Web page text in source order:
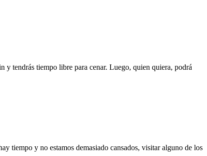
y tendrás tiempo libre para cenar. Luego, quien quiera, podrá
tiempo y no estamos demasiado cansados, visitar alguno de los